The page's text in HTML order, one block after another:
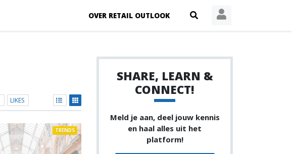
OVER RETAIL OUTLOOK
LIKES
TRENDS
SHARE, LEARN &
CONNECT!
Meld je aan, deel jouw kennis
en haal alles uit het
platform!